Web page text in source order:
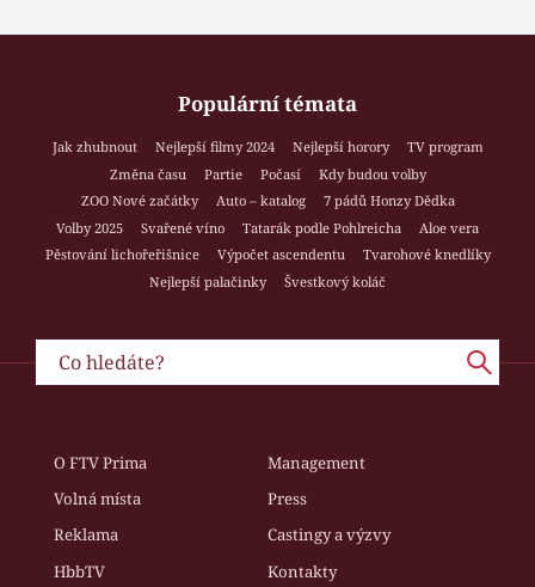
Populární témata
Jak zhubnout Nejlepší filmy 2024 Nejlepší horory
TV program
Změna času
Partie Počasí
Kdy budou volby
ZOO Nové začátky
Auto – katalog
7 pádů Honzy Dědka
Volby 2025
Svařené víno Tatarák podle Pohlreicha
Aloe vera
Pěstování lichořeřišnice
Výpočet ascendentu
Tvarohové knedlíky
Nejlepší palačinky
Švestkový koláč
O FTV Prima
Management
Volná místa
Press
Reklama
Castingy a výzvy
HbbTV
Kontakty